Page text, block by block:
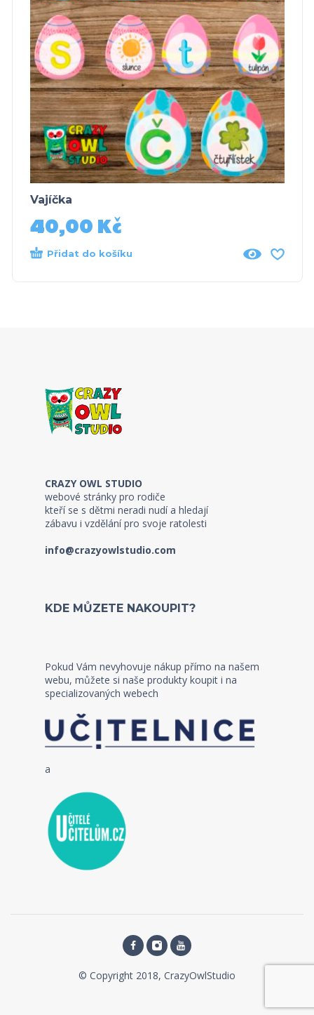
Vajíčka
40,00 Kč
Přidat do košíku
CRAZY OWL STUDIO
webové stránky pro rodiče
kteří se s dětmi neradi nudí a hledají
zábavu i vzdělání pro svoje ratolesti
info@crazyowlstudio.com
KDE MŮZETE NAKOUPIT?
Pokud Vám nevyhovuje nákup přímo na našem
webu, můžete si naše produkty koupit i na
specializovaných webech
a
© Copyright 2018, CrazyOwlStudio